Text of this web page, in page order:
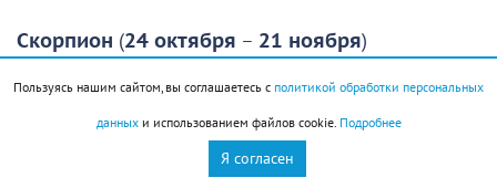
Скорпион (24 октября – 21 ноября)
Настройтесь на серьезный лад. Это не самый легкий
и приятный день. Многие дела потребуют больших
усилий, чем вы ожидали, некоторые вопросы не
Пользуясь нашим сайтом, вы соглашаетесь с политикой обработки персональных
данныхи использованием файлов cookie. Подробнее
Я согласен